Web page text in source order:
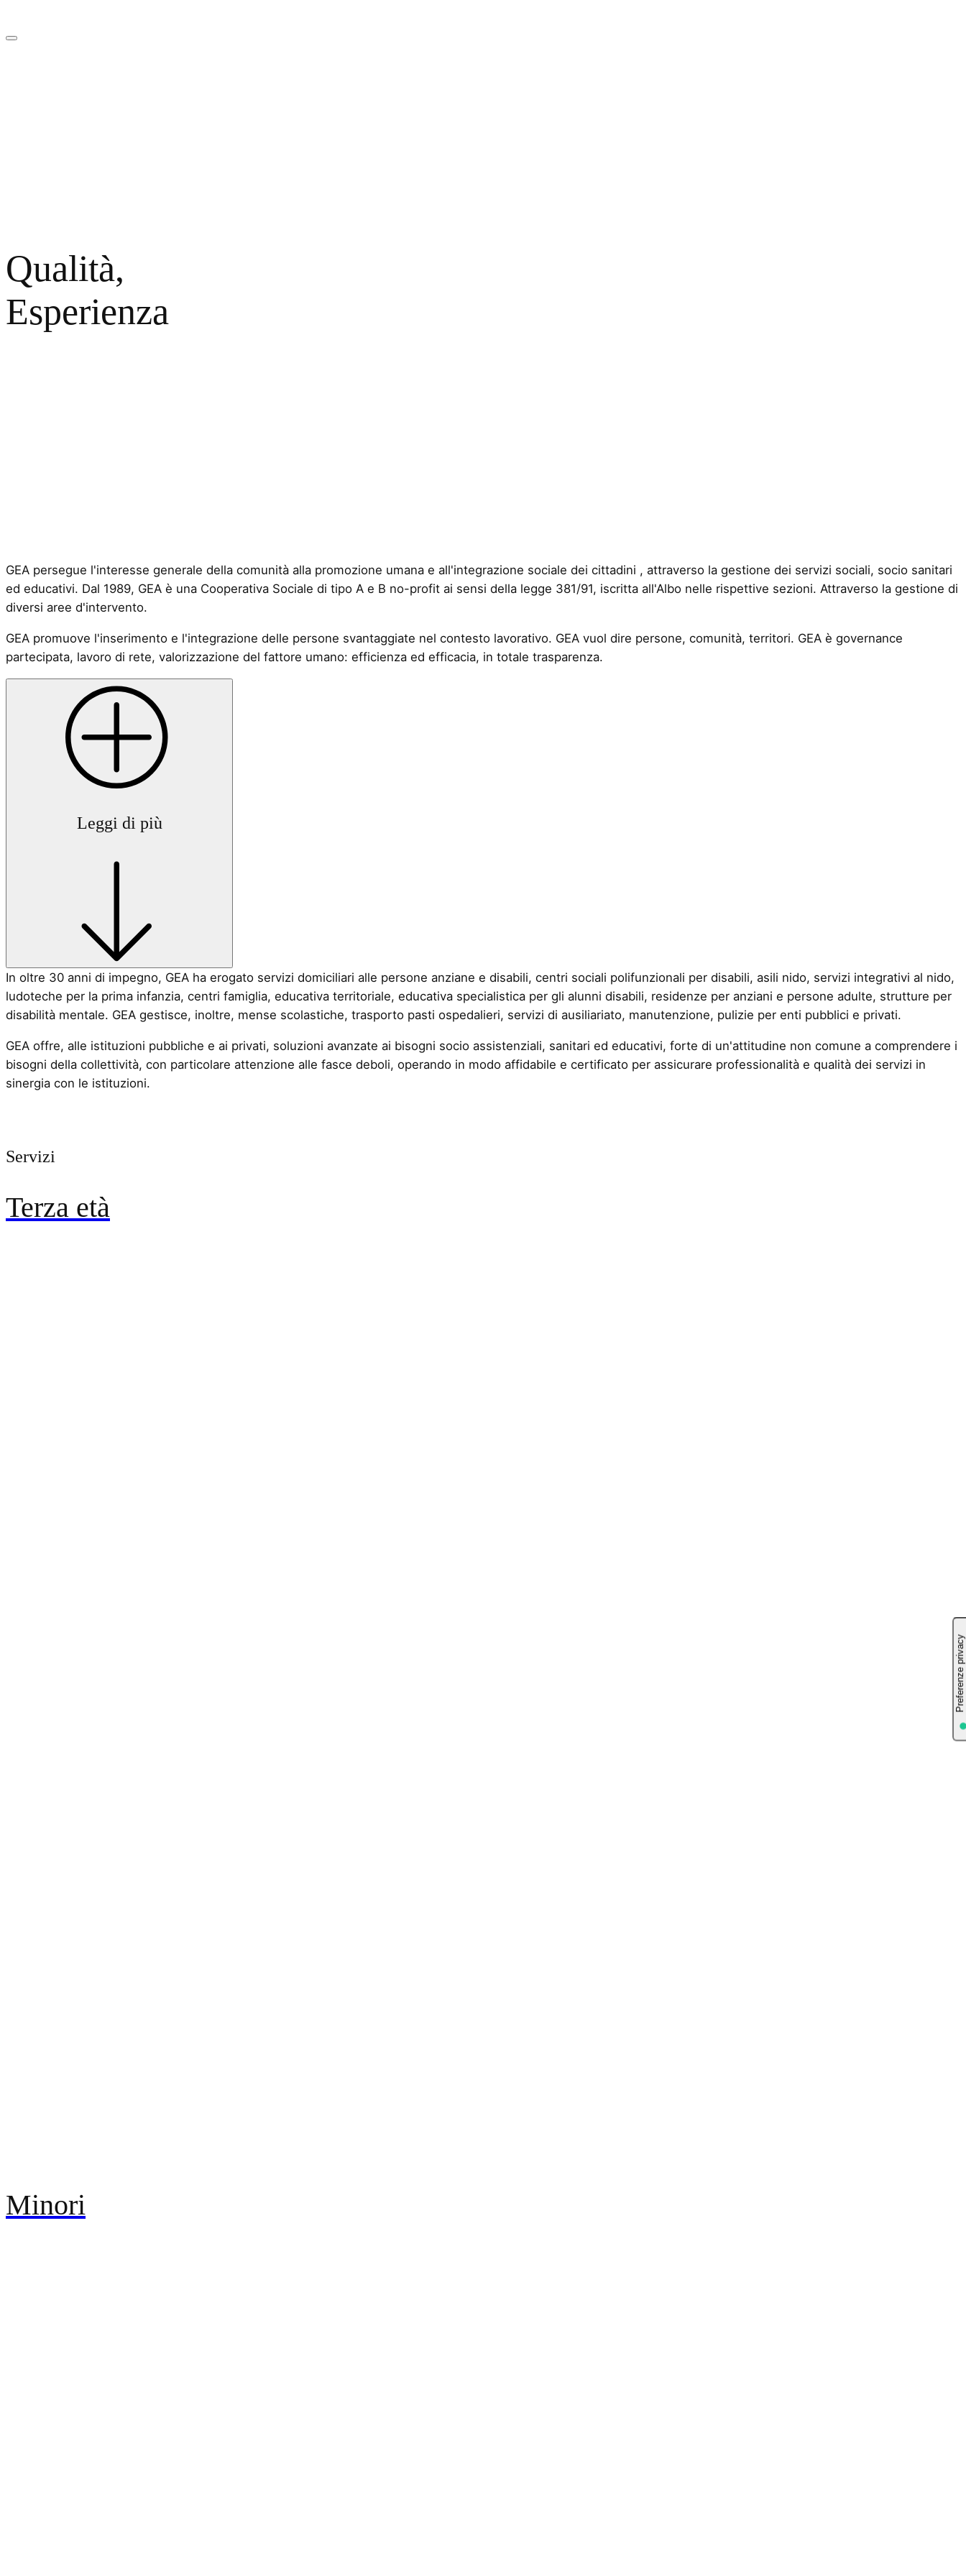
Qualità,
Esperienza
GEA persegue l'interesse generale della comunità alla promozione umana e all'integrazione sociale dei cittadini , attraverso la gestione dei servizi sociali, socio sanitari
ed educativi. Dal 1989, GEA è una Cooperativa Sociale di tipo A e B no-profit ai sensi della legge 381/91, iscritta all'Albo nelle rispettive sezioni. Attraverso la gestione di
diversi aree d'intervento.
GEA promuove l'inserimento e l'integrazione delle persone svantaggiate nel contesto lavorativo. GEA vuol dire persone, comunità, territori. GEA è governance
partecipata, lavoro di rete, valorizzazione del fattore umano: efficienza ed efficacia, in totale trasparenza.
Leggi di più
In oltre 30 anni di impegno, GEA ha erogato servizi domiciliari alle persone anziane e disabili, centri sociali polifunzionali per disabili, asili nido, servizi integrativi al nido,
ludoteche per la prima infanzia, centri famiglia, educativa territoriale, educativa specialistica per gli alunni disabili, residenze per anziani e persone adulte, strutture per
disabilità mentale. GEA gestisce, inoltre, mense scolastiche, trasporto pasti ospedalieri, servizi di ausiliariato, manutenzione, pulizie per enti pubblici e privati.
GEA offre, alle istituzioni pubbliche e ai privati, soluzioni avanzate ai bisogni socio assistenziali, sanitari ed educativi, forte di un'attitudine non comune a comprendere i
bisogni della collettività, con particolare attenzione alle fasce deboli, operando in modo affidabile e certificato per assicurare professionalità e qualità dei servizi in
sinergia con le istituzioni.
Servizi
Terza età
Minori